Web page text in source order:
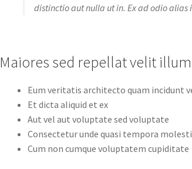
distinctio aut nulla ut in. Ex ad odio
Maiores sed repellat velit
Eum veritatis architecto quam incidunt
Et dicta aliquid et ex
Aut vel aut voluptate sed voluptate
Consectetur unde quasi tempora
Cum non cumque voluptatem cupiditate